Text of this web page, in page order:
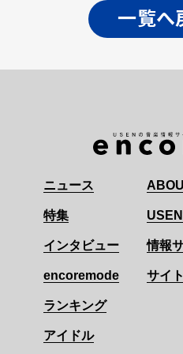
一覧へ
ニュース
特集
インタビュー
encoremode
ランキング
アイドル
情報
サイ